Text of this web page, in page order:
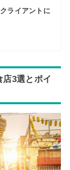
ライアントに
3選とポイ